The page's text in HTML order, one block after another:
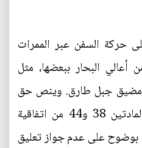
حركة السفن عبر الممرات
أعالي البحار ببعضها، مثل
جبل طارق. وينص حق
المرور العابر، المحدد في المادتين 38 و44 من اتفاقية
بوضوح على عدم جواز تعليق